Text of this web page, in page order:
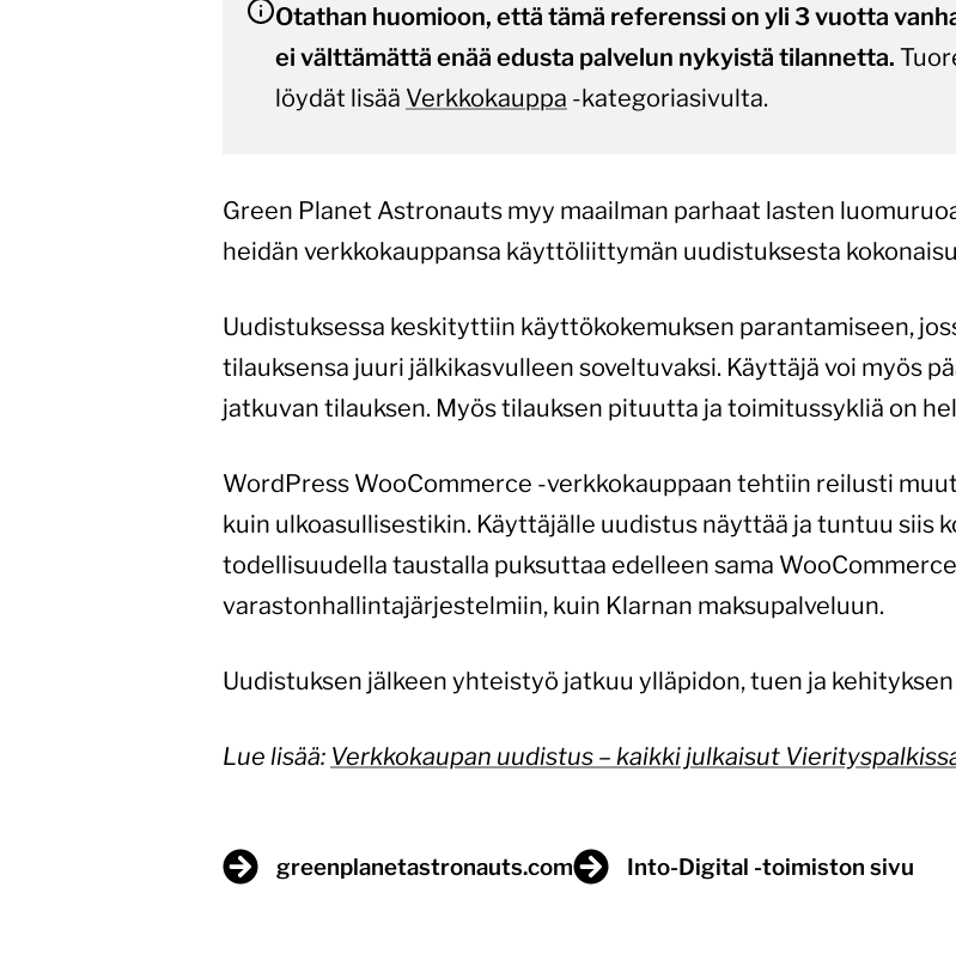
Otathan huomioon, että tämä referenssi on yli 3 vuotta
ei välttämättä enää edusta palvelun nykyistä tilannetta.
löydät lisää Verkkokauppa -kategoriasivulta.
Green Planet Astronauts myy maailman parhaat lasten
heidän verkkokauppansa käyttöliittymän uudistuksesta
Uudistuksessa keskityttiin käyttökokemuksen parantamiseen,
tilauksensa juuri jälkikasvulleen soveltuvaksi. Käyttäjä voi myös
jatkuvan tilauksen. Myös tilauksen pituutta ja toimitussykliä on
WordPress WooCommerce -verkkokauppaan tehtiin reilusti
kuin ulkoasullisestikin. Käyttäjälle uudistus näyttää ja tuntuu siis
todellisuudella taustalla puksuttaa edelleen sama
varastonhallintajärjestelmiin, kuin Klarnan maksupalveluun.
Uudistuksen jälkeen yhteistyö jatkuu ylläpidon, tuen ja
Lue lisää: Verkkokaupan uudistus – kaikki julkaisut
greenplanetastronauts.com Into-Digital -toimiston sivu